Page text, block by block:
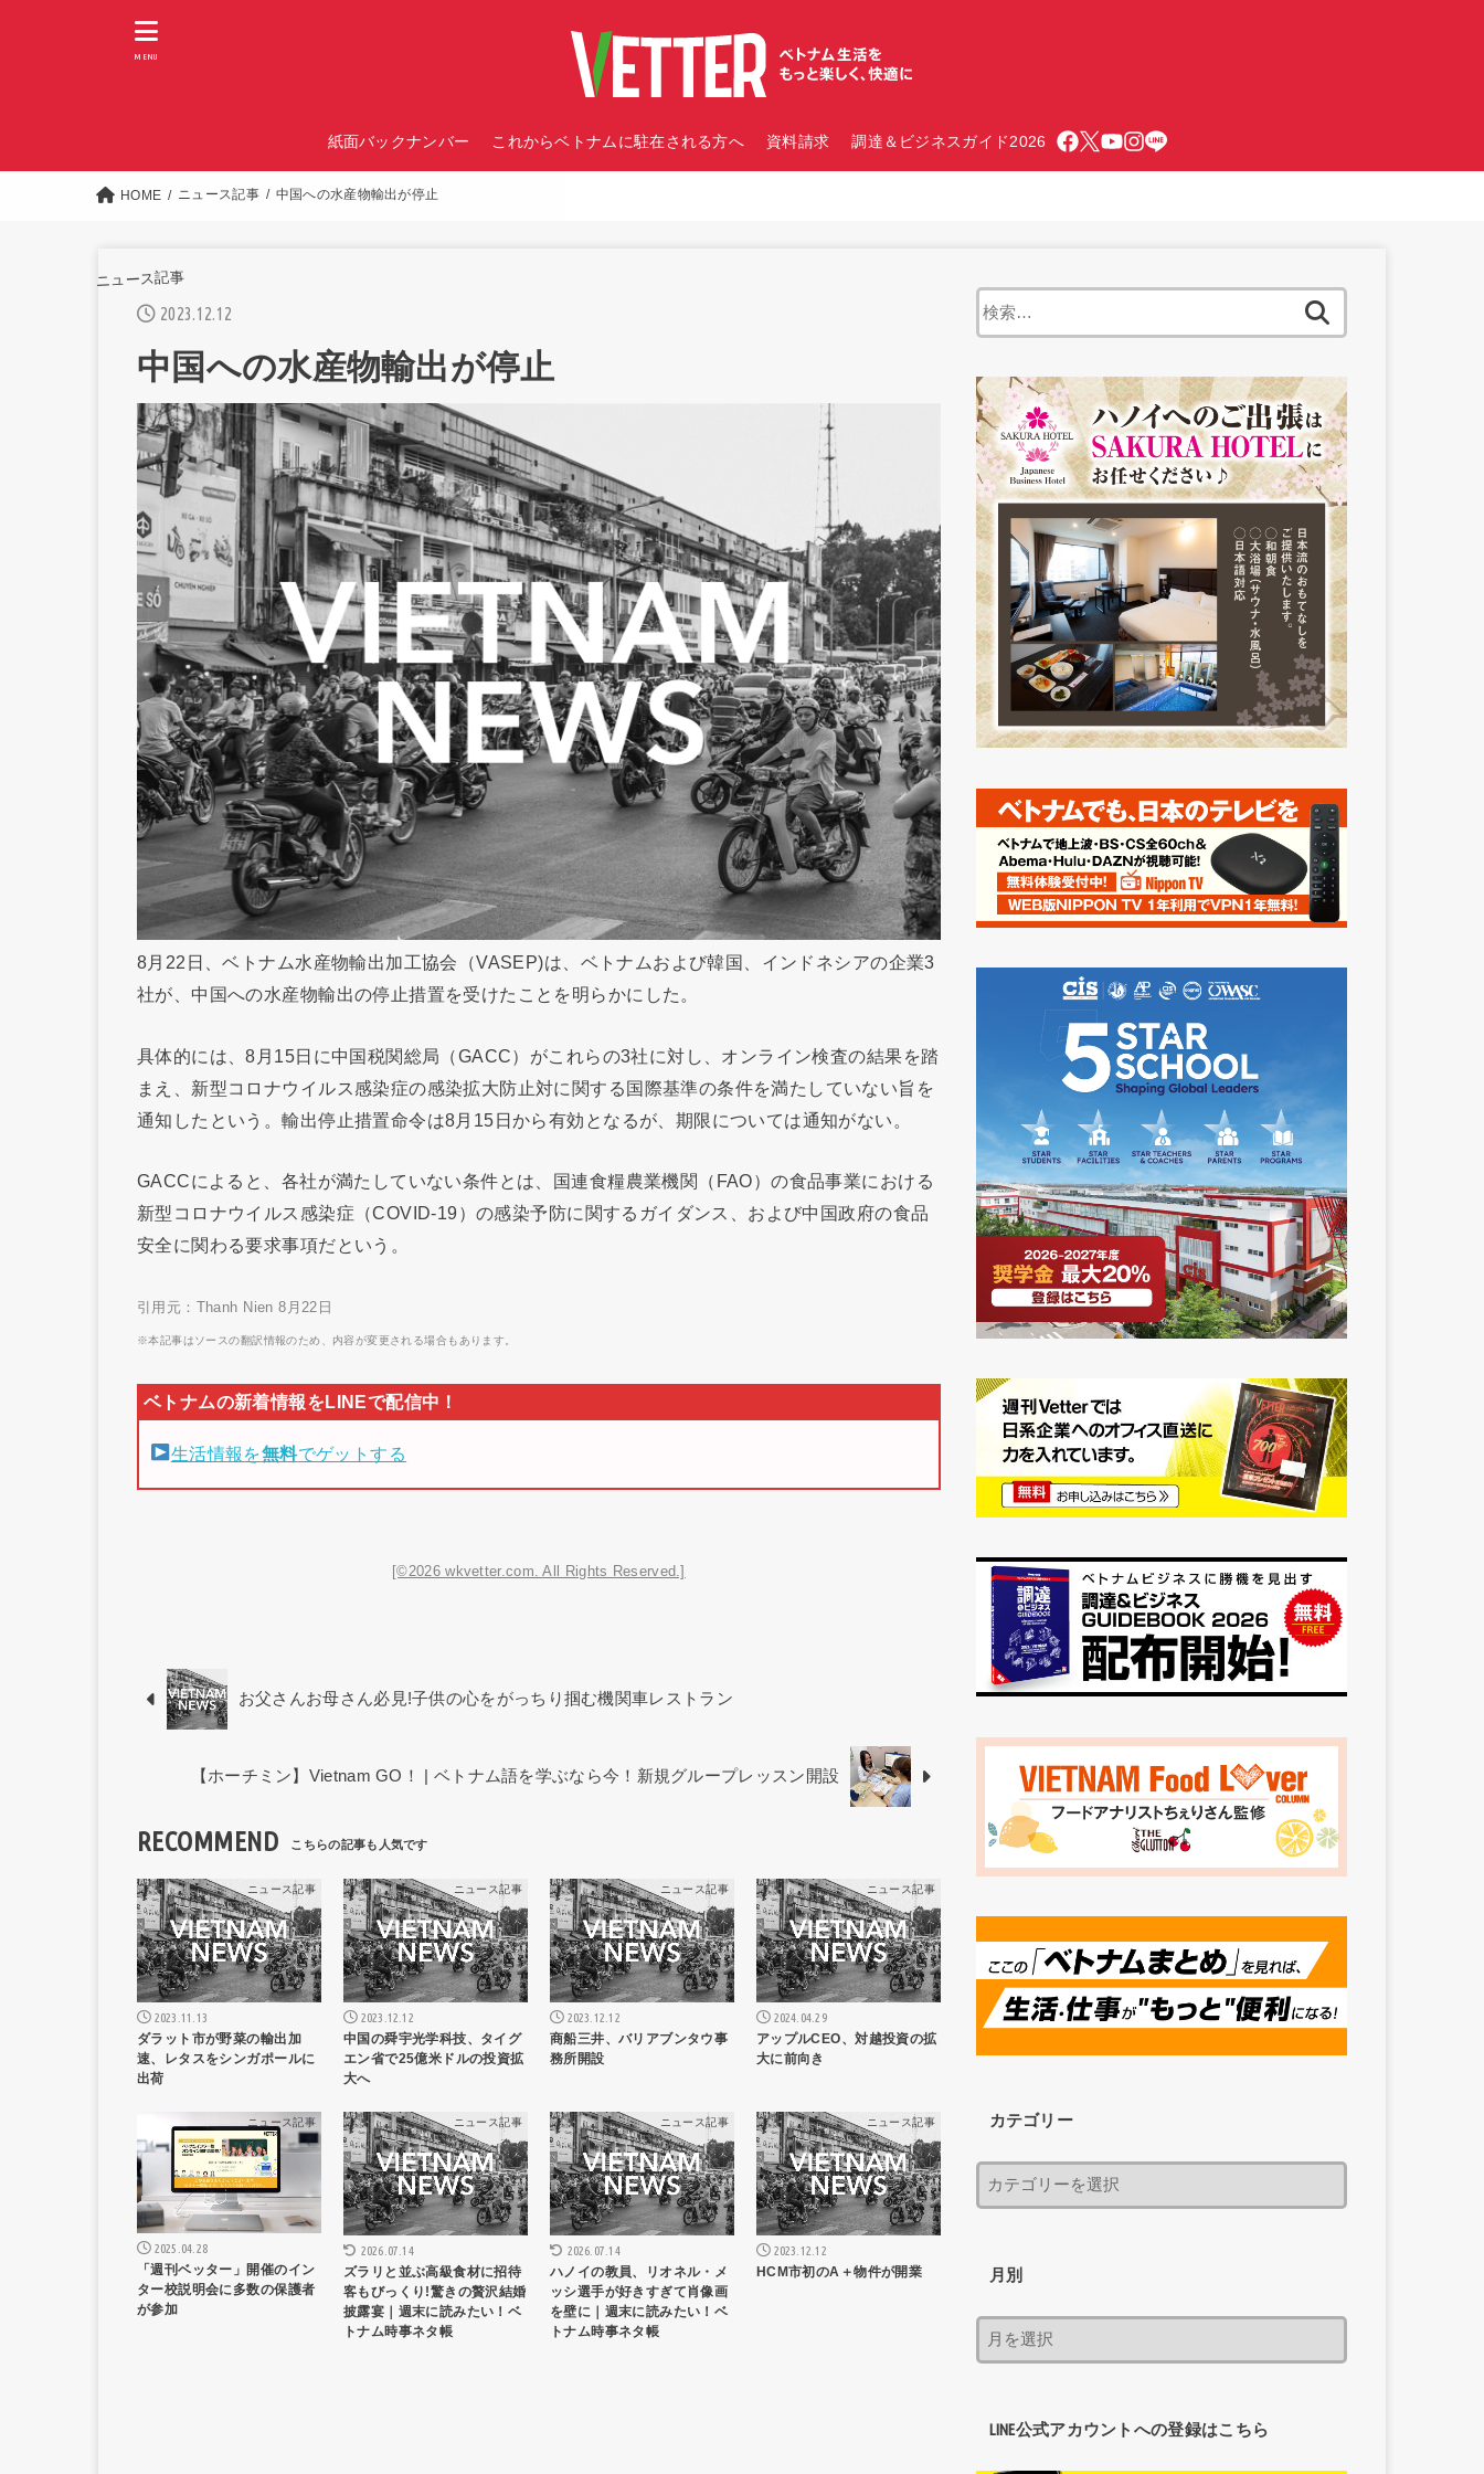
紙面バックナンバー これからベトナムに駐在される方へ 資料請求 調達＆ビジネスガイド2026
MENU
HOME ニュース記事 中国への水産物輸出が停止
ニュース記事
2023.12.12
中国への水産物輸出が停止
8月22日、ベトナム水産物輸出加工協会（VASEP)は、ベトナムおよび韓国、インドネシアの企業3
社が、中国への水産物輸出の停止措置を受けたことを明らかにした。
具体的には、8月15日に中国税関総局（GACC）がこれらの3社に対し、オンライン検査の結果を踏
まえ、新型コロナウイルス感染症の感染拡大防止対に関する国際基準の条件を満たしていない旨を
通知したという。輸出停止措置命令は8月15日から有効となるが、期限については通知がない。
GACCによると、各社が満たしていない条件とは、国連食糧農業機関（FAO）の食品事業における
新型コロナウイルス感染症（COVID-19）の感染予防に関するガイダンス、および中国政府の食品
安全に関わる要求事項だという。
引用元：Thanh Nien 8月22日
※本記事はソースの翻訳情報のため、内容が変更される場合もあります。
生活情報を無料でゲットする
[©2026 wkvetter.com. All Rights Reserved.]
お父さんお母さん必見!子供の心をがっちり掴む機関車レストラン
【ホーチミン】Vietnam GO！ | ベトナム語を学ぶなら今！新規グループレッスン開設
RECOMMEND
ニュース記事
2023.11.13
ダラット市が野菜の輸出加
速、レタスをシンガポールに
出荷
ニュース記事
2023.12.12
中国の舜宇光学科技、タイグ
エン省で25億米ドルの投資拡
大へ
ニュース記事
2023.12.12
商船三井、バリアブンタウ事
務所開設
ニュース記事
2024.04.29
アップルCEO、対越投資の拡
大に前向き
ニュース記事
2025.04.28
「週刊ベッター」開催のイン
ター校説明会に多数の保護者
が参加
ニュース記事
2026.07.14
ズラリと並ぶ高級食材に招待
客もびっくり!驚きの贅沢結婚
披露宴｜週末に読みたい！ベ
トナム時事ネタ帳
ニュース記事
2026.07.14
ハノイの教員、リオネル・メ
ッシ選手が好きすぎて肖像画
を壁に｜週末に読みたい！ベ
トナム時事ネタ帳
ニュース記事
2023.12.12
HCM市初のA＋物件が開業
カテゴリー
月別
LINE公式アカウントへの登録はこちら